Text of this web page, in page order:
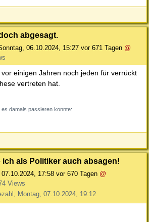
abgesagt.
06.10.2024, 15:27 vor 671 Tagen @
einigen Jahren noch jeden für verrückt
vertreten hat.
damals passieren konnte:
ich als Politiker auch absagen!
07.10.2024, 17:58 vor 670 Tagen @
Views
Montag, 07.10.2024, 19:12